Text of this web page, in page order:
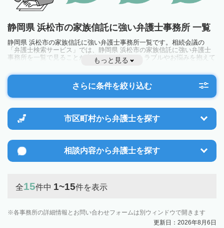
静岡県 浜松市の家族信託に強い弁護士事務所 一覧
静岡県 浜松市の家族信託に強い弁護士事務所一覧です。相続会議の
「弁護士検索サービス」では、静岡県 浜松市の家族信託に強い弁護士
事務所を一覧で見ることが出来ます。相続のトラブルやお悩みを抱えて
いる方は一度近隣の弁護士に相談してみましょう。
もっと見る
さらに条件を絞り込む
市区町村から弁護士を探す
相談内容から弁護士を探す
全15件中 1~15件を表示
各事務所の詳細情報とお問い合わせフォームは別ウィンドウで開きます
更新日：2026年8月6日